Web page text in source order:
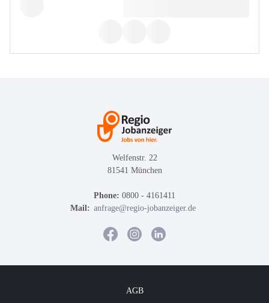
Welfenstr. 22
81541 München
Phone: 0800 - 4161411
Mail: anfrage@regio-jobanzeiger.de
AGB